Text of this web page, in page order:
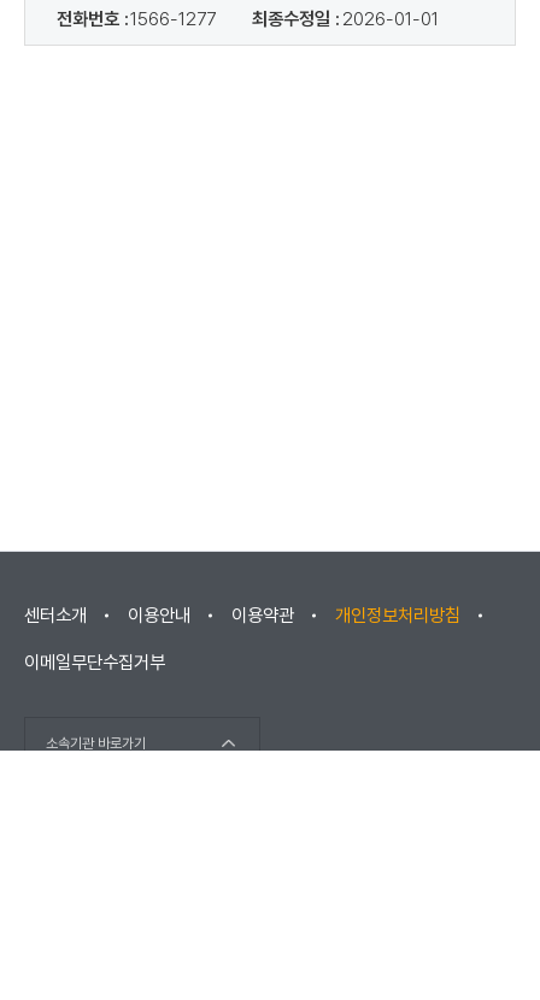
전화번호 :1566-1277 최종수정일 : 2026-01-01
센터소개 이용안내 이용약관 개인정보처리방침
이메일무단수집거부
소속기관 바로가기